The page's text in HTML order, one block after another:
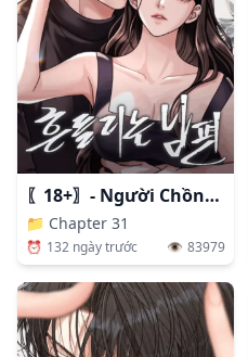
〖18+〗- Người Chồng Dao Động
📁 Chapter 31
⏰ 132 ngày trước 👁️ 83979